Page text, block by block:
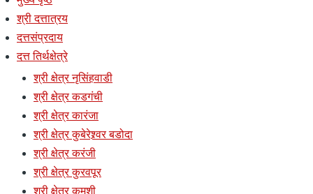
श्री दत्तात्रय
दत्तसंप्रदाय
दत्त तिर्थक्षेत्रे
श्री क्षेत्र नृसिंहवाडी
श्री क्षेत्र कडगंची
श्री क्षेत्र कारंजा
श्री क्षेत्र कुबेरेश्र्वर बडोदा
श्री क्षेत्र करंजी
श्री क्षेत्र कुरवपूर
श्री क्षेत्र कुमशी